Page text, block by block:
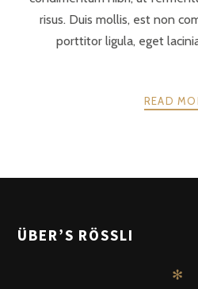
risus. Duis mollis, est non
porttitor ligula, eget
READ
ÜBER’S RÖSSLI
✻